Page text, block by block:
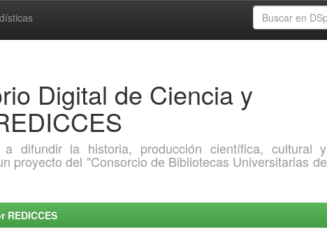
Digital de Ciencia y
difundir la historia, producción científica, cultural y
proyecto del "Consorcio de Bibliotecas Universitarias de